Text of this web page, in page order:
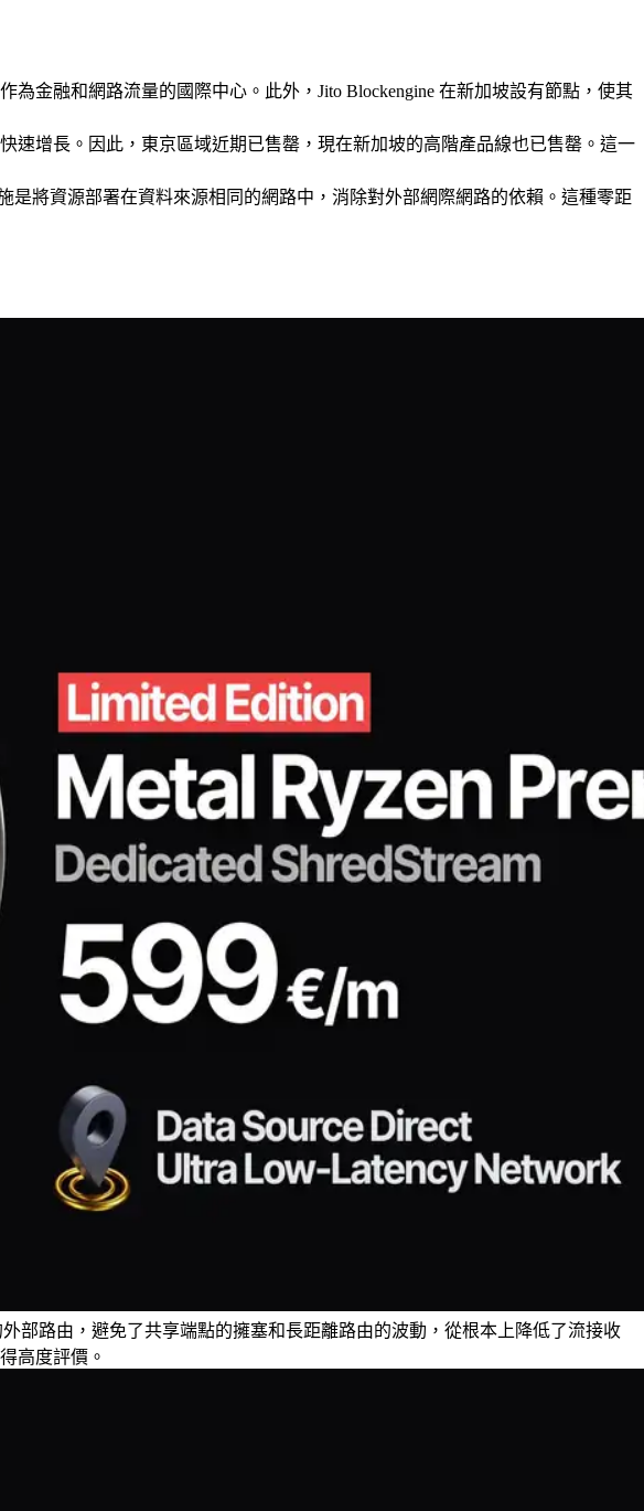
金融和網路流量的國際中心。此外，Jito Blockengine 在新加坡設有節點，使其
速增長。因此，東京區域近期已售罄，現在新加坡的高階產品線也已售罄。這一
是將資源部署在資料來源相同的網路中，消除對外部網際網路的依賴。這種零距
部路由，避免了共享端點的擁塞和長距離路由的波動，從根本上降低了流接收
高度評價。